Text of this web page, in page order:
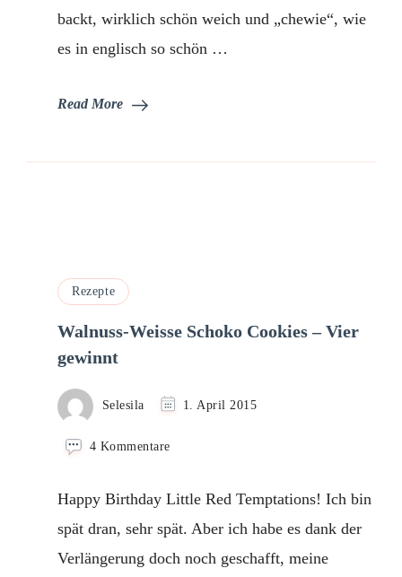
backt, wirklich schön weich und „chewie“, wie
es in englisch so schön …
Read More
Rezepte
Walnuss-Weisse Schoko Cookies – Vier
gewinnt
Selesila 1. April 2015
4 Kommentarezu
Schoko
Cookies
–
Vier
Happy Birthday Little Red Temptations! Ich bin
spät dran, sehr spät. Aber ich habe es dank der
Verlängerung doch noch geschafft, meine